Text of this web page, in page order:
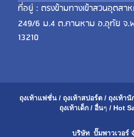
ที่อยู่ : ตรงข้ามทางเข้าสวนอุตสาห
249/6 ม.4 ต.คานหาม อ.อุทัย จ.
13210
ถุงเท้าแฟชั่น / ถุงเท้าสปอร์ต / ถุงเท้านั
ถุงเท้าเด็ก / อื่นๆ / Hot
บริษัท ปั๊มพาวเวอร์